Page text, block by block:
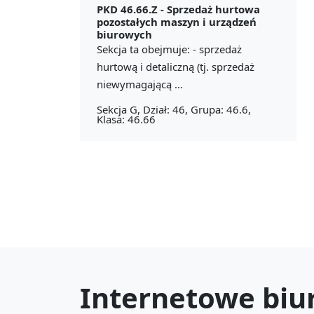
PKD 46.66.Z - Sprzedaż hurtowa
pozostałych maszyn i urządzeń
biurowych
Sekcja ta obejmuje: - sprzedaż
hurtową i detaliczną (tj. sprzedaż
niewymagającą ...
Sekcja G, Dział: 46, Grupa: 46.6,
Klasa: 46.66
Internetowe